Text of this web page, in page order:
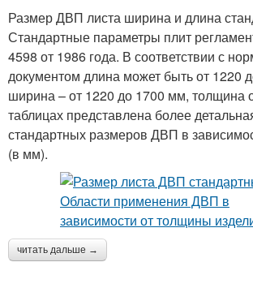
Размер ДВП листа ширина и длина
Стандартные параметры плит
4598 от 1986 года. В соответствии с
документом длина может быть от 1220
ширина – от 1220 до 1700 мм, толщина
таблицах представлена более
стандартных размеров ДВП в
(в мм).
читать дальше →